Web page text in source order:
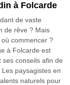
à Folcarde
de vaste
de rêve ? Mais
commencer ?
à Folcarde est
conseils afin de
paysagistes en
naturels pour